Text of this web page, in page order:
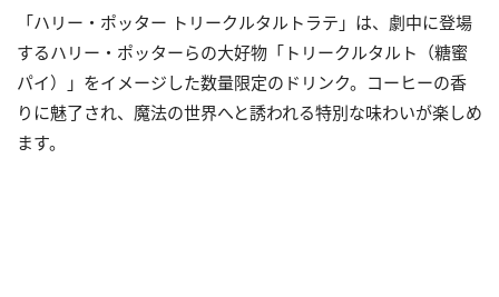
「ハリー・ポッター トリークルタルトラテ」は、劇中に登場
するハリー・ポッターらの大好物「トリークルタルト（糖蜜
パイ）」をイメージした数量限定のドリンク。コーヒーの香
りに魅了され、魔法の世界へと誘われる特別な味わいが楽しめ
ます。